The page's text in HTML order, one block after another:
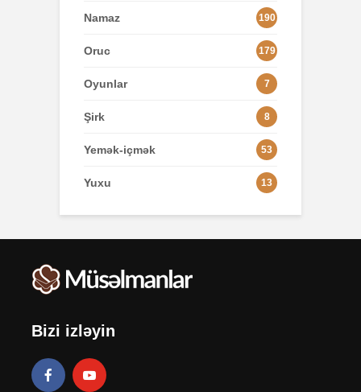
Namaz 190
Oruc 179
Oyunlar 7
Şirk 8
Yemək-içmək 53
Yuxu 13
Bizi izləyin